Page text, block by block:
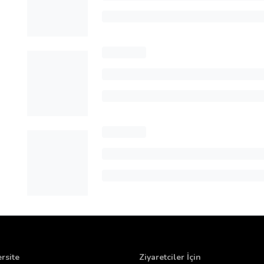
Ziyaretciler İçin